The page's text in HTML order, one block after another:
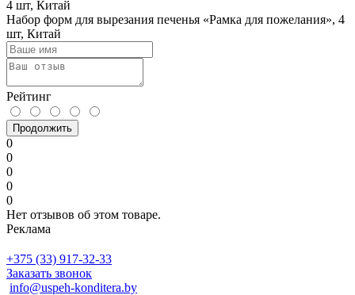
Набор форм для вырезания печенья «Рамка для пожелания», 4
шт, Китай
Рейтинг
Продолжить
0
0
0
0
0
Нет отзывов об этом товаре.
Реклама
+375 (33) 917-32-33
Заказать звонок
info@uspeh-konditera.by